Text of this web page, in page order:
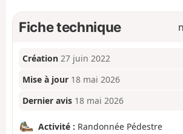
Fiche technique
Création 27 juin 2022
Mise à jour 18 mai 2026
Dernier avis 18 mai 2026
Activité : Randonnée Pédestre